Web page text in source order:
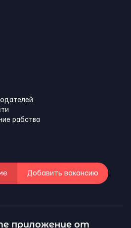
рабства
Добавить вакансию
приложение от